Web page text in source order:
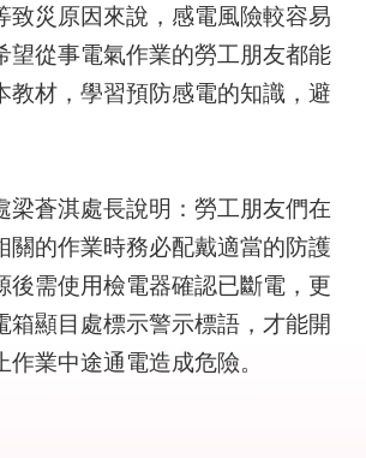
致災原因來說，感電風險較容易
望從事電氣作業的勞工朋友都能
教材，學習預防感電的知識，避
蒼淇處長說明：勞工朋友們在
關的作業時務必配戴適當的防護
後需使用檢電器確認已斷電，更
箱顯目處標示警示標語，才能開
業中途通電造成危險。